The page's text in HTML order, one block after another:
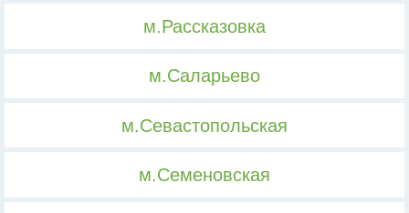
м.Рассказовка
м.Саларьево
м.Севастопольская
м.Семеновская